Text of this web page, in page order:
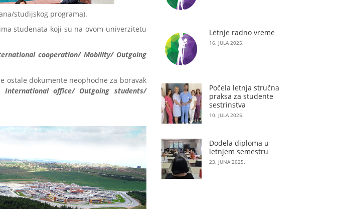
studijskog programa).
studenata koji su na ovom univerzitetu
cooperation/ Mobility/ Outgoing
ostale dokumente neophodne za boravak
International office/ Outgoing students/
Letnje radno vreme
16. JULA 2025.
Počela letnja stručna
praksa za studente
sestrinstva
10. JULA 2025.
Dodela diploma u
letnjem semestru
23. JUNA 2025.